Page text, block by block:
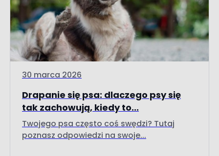
30 marca 2026
Drapanie się psa: dlaczego psy się
tak zachowują, kiedy to...
Twojego psa często coś swędzi? Tutaj
poznasz odpowiedzi na swoje...